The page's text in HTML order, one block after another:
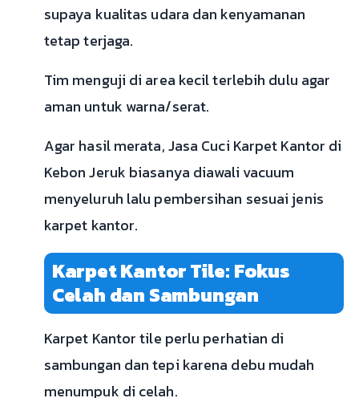
supaya kualitas udara dan kenyamanan
tetap terjaga.
Tim menguji di area kecil terlebih dulu agar
aman untuk warna/serat.
Agar hasil merata, Jasa Cuci Karpet Kantor di
Kebon Jeruk biasanya diawali vacuum
menyeluruh lalu pembersihan sesuai jenis
karpet kantor.
Karpet Kantor Tile: Fokus
Celah dan Sambungan
Karpet Kantor tile perlu perhatian di
sambungan dan tepi karena debu mudah
menumpuk di celah.